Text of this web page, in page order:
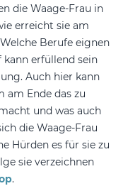
die Waage-Frau in
erreicht sie am
Berufe eignen
kann erfüllend sein
Auch hier kann
am Ende das zu
und was auch
die Waage-Frau
Hürden es für sie zu
sie verzeichnen
.